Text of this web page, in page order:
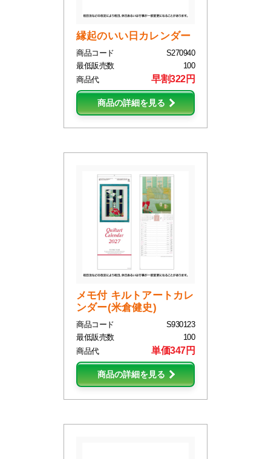
縁起のいい日カレンダー
商品コード
S270940
最低販売数
100
商品代
早割322円
商品の詳細を見る
メモ付 キルトアートカレ
ンダー(米倉健史)
商品コード
S930123
最低販売数
100
商品代
単価347円
商品の詳細を見る